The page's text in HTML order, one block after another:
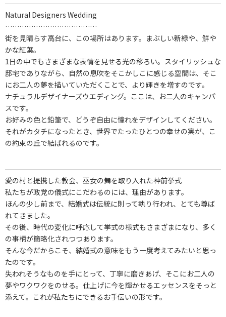
Natural Designers Wedding
…………………………………
街を見晴らす高台に、この場所はあります。まぶしい新緑や、鮮や
かな紅葉。
1日の中でもさまざまな表情を見せる光の移ろい。スタイリッシュな
邸宅でありながら、自然の息吹をそこかしこに感じる空間は、そこ
にお二人の夢を描いていただくことで、より輝きを増すのです。
ナチュラルデザイナーズウエディング。ここは、お二人のキャンパ
スです。
お好みの色と鉛筆で、どうぞ自由に憧れをデザインしてください。
それがカタチになったとき、世界でたったひとつの幸せの実が、こ
の約束の丘で結ばれるのです。
愛の村と提携した教会、巫女の舞を取り入れた神前挙式
私たちが政党の儀式にこだわるのには、理由があります。
ほんの少し前まで、結婚式は伝統に則って執り行われ、とても尊ば
れてきました。
その後、時代の変化に呼応して挙式の様式もさまざまになり、多く
の事柄が簡略化されつつあります。
そんな今だからこそ、結婚式の意味をもう一度考えてみたいと思っ
たのです。
失われそうなものを手にとって、丁寧に磨きあげ、そこにお二人の
夢やワクワクをのせる。仕上げに今を輝かせるエッセンスをそっと
添えて。これが私たちにできるお手伝いの形です。